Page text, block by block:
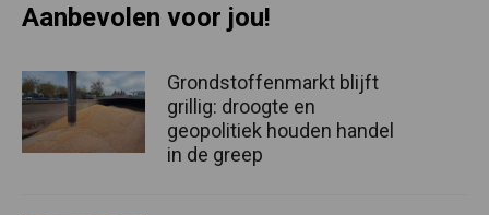
Aanbevolen voor jou!
Grondstoffenmarkt blijft
grillig: droogte en
geopolitiek houden handel
in de greep